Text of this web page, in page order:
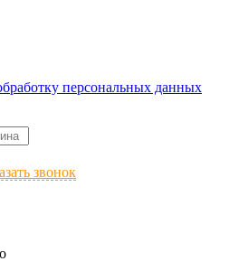
персональных данных
звонок